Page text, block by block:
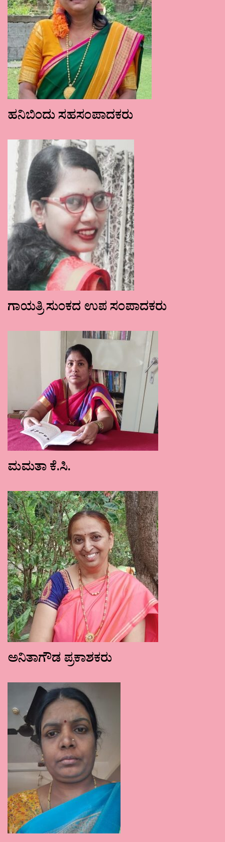
ಹನಿಬಿಂದು ಸಹಸಂಪಾದಕರು
ಗಾಯತ್ರಿ ಸುಂಕದ ಉಪ ಸಂಪಾದಕರು
ಮಮತಾ ಕೆ.ಸಿ.
ಅನಿತಾಗೌಡ ಪ್ರಕಾಶಕರು